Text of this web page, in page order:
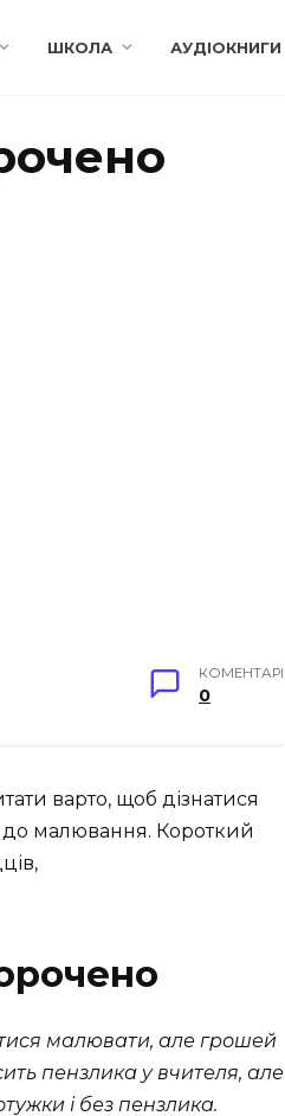
ШКОЛА АУДІОКНИГИ
КОМЕНТАРІ
0
варто, щоб дізнатися
малювання. Короткий
малювати, але грошей
пензлика у вчителя, але
і без пензлика.